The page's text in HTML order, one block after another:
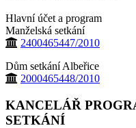
Hlavní účet a program
Manželská setkání
2400465447/2010
Dům setkání Albeřice
2000465448/2010
KANCELÁŘ
SETKÁNÍ